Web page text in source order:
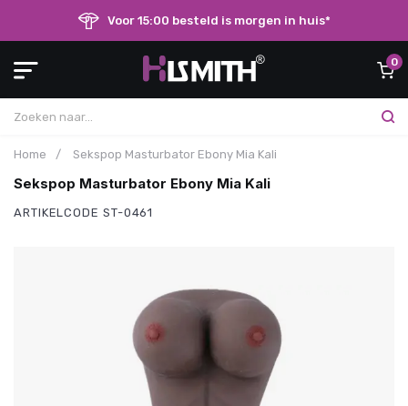
Voor 15:00 besteld is morgen in huis*
0
Home / Sekspop Masturbator Ebony Mia Kali
Sekspop Masturbator Ebony Mia Kali
ARTIKELCODE ST-0461